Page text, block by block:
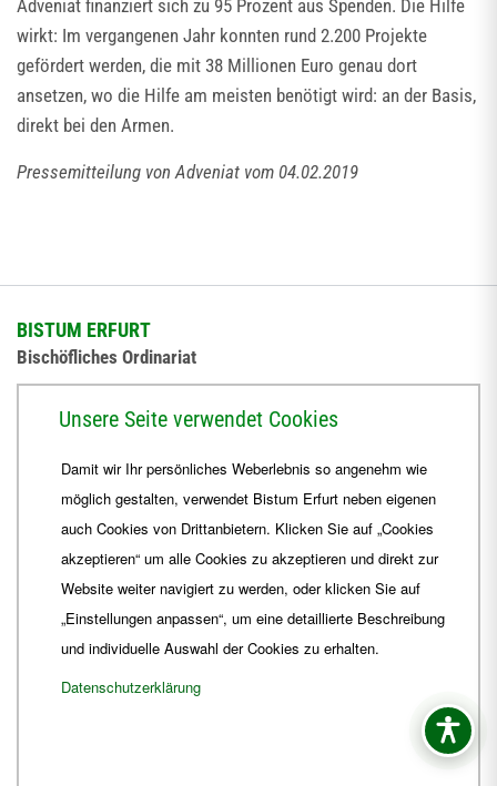
Adveniat finanziert sich zu 95 Prozent aus Spenden. Die Hilfe
wirkt: Im vergangenen Jahr konnten rund 2.200 Projekte
gefördert werden, die mit 38 Millionen Euro genau dort
ansetzen, wo die Hilfe am meisten benötigt wird: an der Basis,
direkt bei den Armen.
Pressemitteilung von Adveniat vom 04.02.2019
BISTUM ERFURT
Bischöfliches Ordinariat
+49 361 6572-444
ordinariat Bistum-Erfurt.de
Unsere Seite verwendet Cookies
Damit wir Ihr persönliches Weberlebnis so angenehm wie
möglich gestalten, verwendet Bistum Erfurt neben eigenen
auch Cookies von Drittanbietern. Klicken Sie auf „Cookies
akzeptieren“ um alle Cookies zu akzeptieren und direkt zur
Website weiter navigiert zu werden, oder klicken Sie auf
„Einstellungen anpassen“, um eine detaillierte Beschreibung
und individuelle Auswahl der Cookies zu erhalten.
Datenschutzerklärung